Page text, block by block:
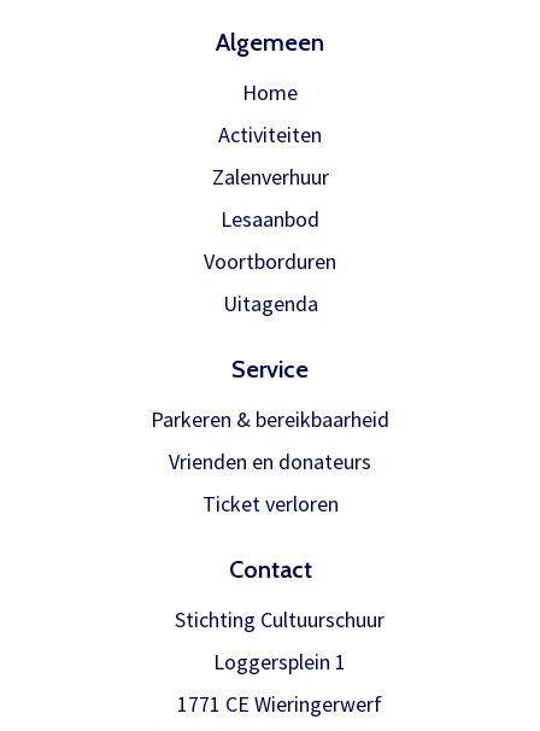
Algemeen
Home
Activiteiten
Zalenverhuur
Lesaanbod
Voortborduren
Uitagenda
Service
Parkeren & bereikbaarheid
Vrienden en donateurs
Ticket verloren
Contact
Stichting Cultuurschuur
Loggersplein 1
1771 CE Wieringerwerf